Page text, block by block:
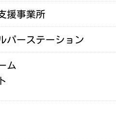
援事業所
パーステーション
ム